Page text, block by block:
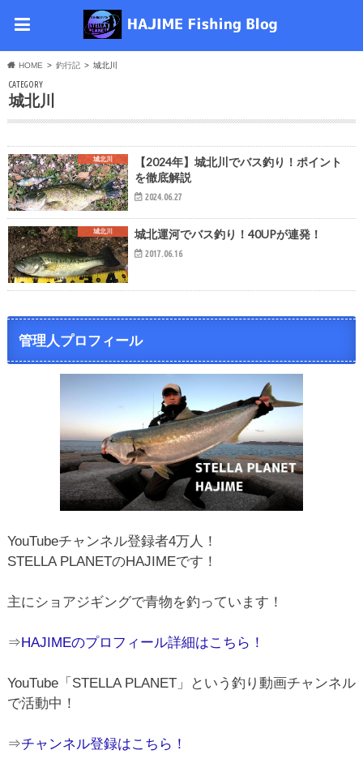
HOME 釣行記 城北川
CATEGORY
城北川
城北川
【2024年】城北川でバス釣り！ポイント
を徹底解説
2024.06.27
城北川 城北運河でバス釣り！40UPが連発！
2017.06.16
管理人プロフィール
YouTubeチャンネル登録者4万人！
STELLA PLANETのHAJIMEです！
主にショアジギングで青物を釣っています！
⇒ HAJIMEのプロフィール詳細はこちら！
YouTube「STELLA PLANET」という釣り動画チャンネル
で活動中！
⇒チャンネル登録はこちら！